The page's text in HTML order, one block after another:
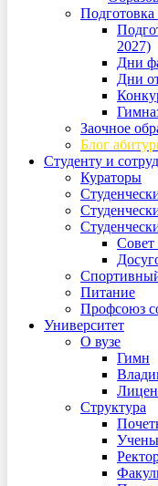
2027)
Дни
Дни
Заочное
Блог
Студенту и
Кураторы
Совет
Питание
Профсоюз
Университет
О вузе
Гимн
Структура